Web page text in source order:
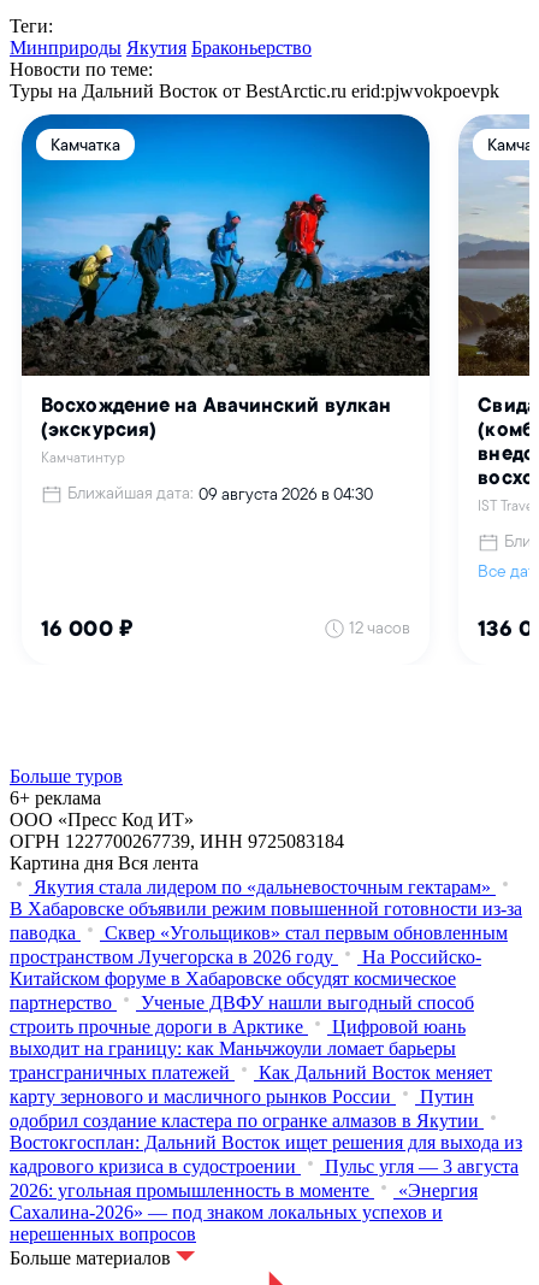
Теги:
Минприроды Якутия Браконьерство
Новости по теме:
Туры на Дальний Восток от BestArctic.ru erid:pjwvokpoevpk
Больше туров
6+ реклама
ООО «Пресс Код ИТ»
ОГРН 1227700267739, ИНН 9725083184
Картина дня Вся лента
Якутия стала лидером по «дальневосточным гектарам»
В Хабаровске объявили режим повышенной готовности из‑за
паводка
Сквер «Угольщиков» стал первым обновленным
пространством Лучегорска в 2026 году
На Российско-
Китайском форуме в Хабаровске обсудят космическое
партнерство
Ученые ДВФУ нашли выгодный способ
строить прочные дороги в Арктике
Цифровой юань
выходит на границу: как Маньчжоули ломает барьеры
трансграничных платежей
Как Дальний Восток меняет
карту зернового и масличного рынков России
Путин
одобрил создание кластера по огранке алмазов в Якутии
Востокгосплан: Дальний Восток ищет решения для выхода из
кадрового кризиса в судостроении
Пульс угля — 3 августа
2026: угольная промышленность в моменте
«Энергия
Сахалина-2026» — под знаком локальных успехов и
нерешенных вопросов
Больше материалов